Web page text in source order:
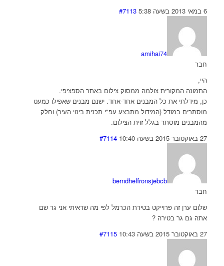
6 במאי 2013 בשעה 5:38
#7113
amihai74
חבר
היי,
התמונה המקורית צולמה ממסוק צילום באתר הספציפי.
כן, מידלתי את כל המבנים אחד-אחד. ישנם מבנים שאפילו כמעט
מוסתרים במודל (המידול מתבצע עפ"י תכנית בינוי העיר) וחלק
מהמבנים מוסתר בגלל זוית הצילום.
27 באוקטובר 2015 בשעה 10:40
#7114
berndheffronsjebcb
חבר
שלום ערן זה פרוייקט בטירת הכרמל לפי מה שראיתי אני גר שם
אתה גם גר בטירה ?
27 באוקטובר 2015 בשעה 10:43
#7115